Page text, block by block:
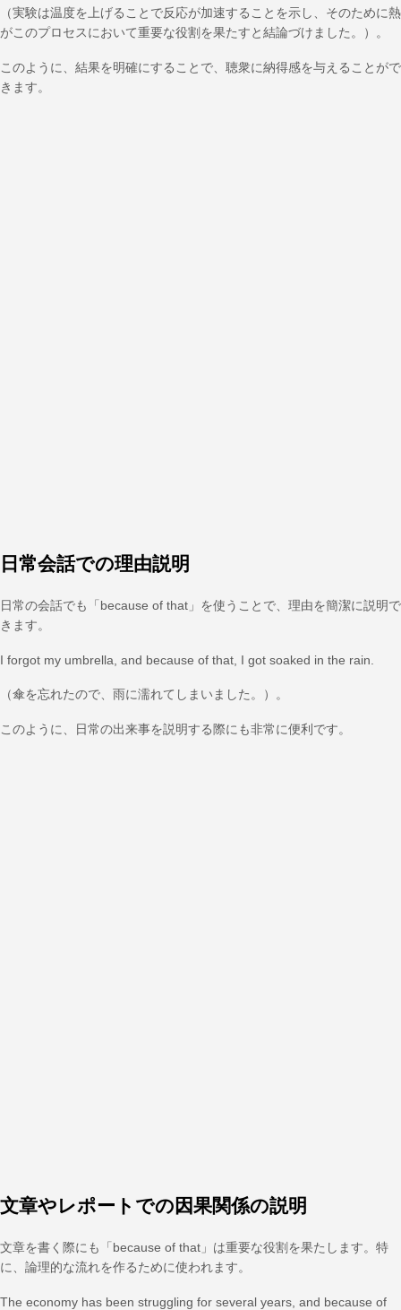
（実験は温度を上げることで反応が加速することを示し、そのために熱
がこのプロセスにおいて重要な役割を果たすと結論づけました。）。
このように、結果を明確にすることで、聴衆に納得感を与えることがで
きます。
日常会話での理由説明
日常の会話でも「because of that」を使うことで、理由を簡潔に説明で
きます。
I forgot my umbrella, and because of that, I got soaked in the rain.
（傘を忘れたので、雨に濡れてしまいました。）。
このように、日常の出来事を説明する際にも非常に便利です。
文章やレポートでの因果関係の説明
文章を書く際にも「because of that」は重要な役割を果たします。特
に、論理的な流れを作るために使われます。
The economy has been struggling for several years, and because of